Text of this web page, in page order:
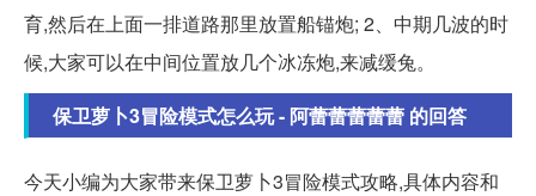
育,然后在上面一排道路那里放置船锚炮; 2、中期几波的时
候,大家可以在中间位置放几个冰冻炮,来减缓兔。
保卫萝卜3冒险模式怎么玩 - 阿蕾蕾蕾蕾蕾 的回答
今天小编为大家带来保卫萝卜3冒险模式攻略,具体内容和